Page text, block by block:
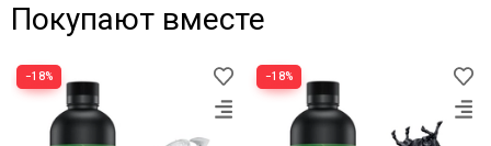
Покупают вместе
−18% −18%